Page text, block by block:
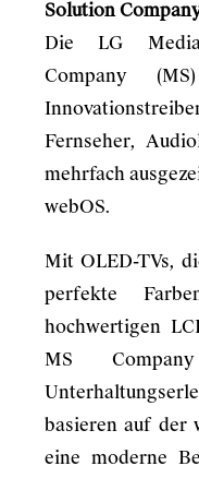
Solution
Die LG
Company
Fernseher,
mehrfach
webOS.
Mit OLED-TVs,
perfekte
hochwertigen
MS
basieren auf der
eine moderne